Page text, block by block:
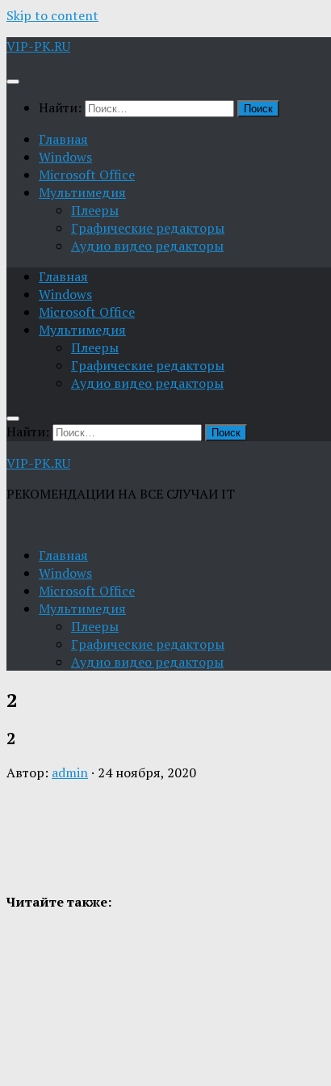
Skip to content
VIP-PK.RU
Найти:
Главная
Windows
Microsoft Office
Мультимедия
Плееры
Графические редакторы
Aудио видео редакторы
Главная
Windows
Microsoft Office
Мультимедия
Плееры
Графические редакторы
Aудио видео редакторы
Найти:
VIP-PK.RU
РЕКОМЕНДАЦИИ НА ВСЕ СЛУЧАИ IT
Главная
Windows
Microsoft Office
Мультимедия
Плееры
Графические редакторы
Aудио видео редакторы
2
2
Автор: admin · 24 ноября, 2020
Читайте также: